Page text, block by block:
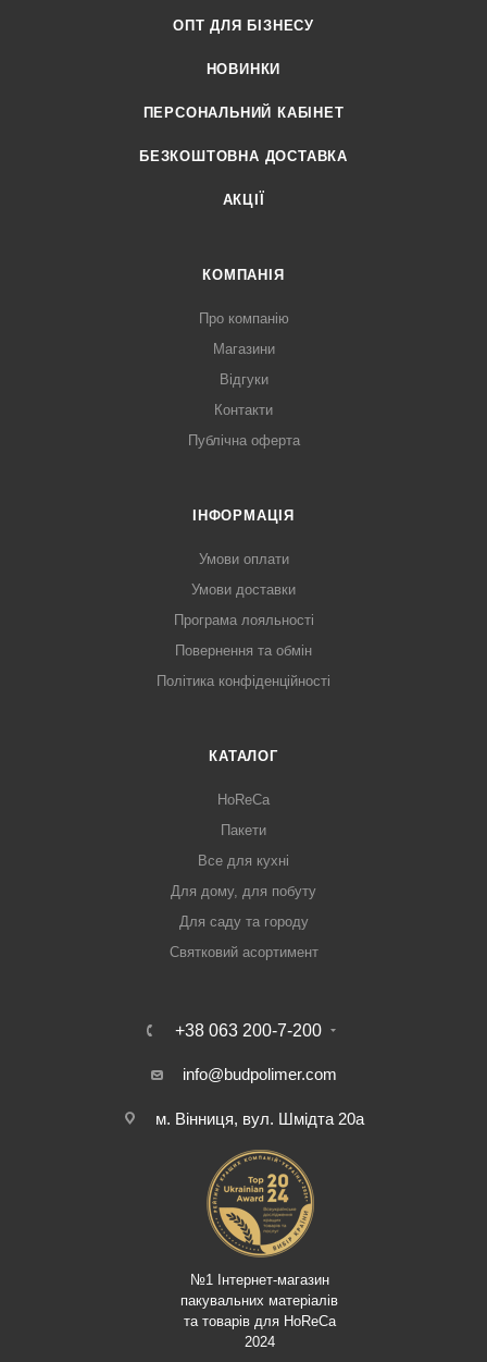
ОПТ ДЛЯ БІЗНЕСУ
НОВИНКИ
ПЕРСОНАЛЬНИЙ КАБІНЕТ
БЕЗКОШТОВНА ДОСТАВКА
АКЦІЇ
КОМПАНІЯ
Про компанію
Магазини
Відгуки
Контакти
Публічна оферта
ІНФОРМАЦІЯ
Умови оплати
Умови доставки
Програма лояльності
Повернення та обмін
Політика конфіденційності
КАТАЛОГ
HoReCa
Пакети
Все для кухні
Для дому, для побуту
Для саду та городу
Святковий асортимент
+38 063 200-7-200
info@budpolimer.com
м. Вінниця, вул. Шмідта 20а
№1 Інтернет-магазин
пакувальних матеріалів
та товарів для HoReCa
2024